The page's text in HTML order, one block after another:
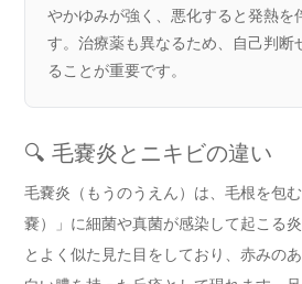
やかゆみが強く、悪化すると発熱を
す。治療薬も異なるため、自己判断
ることが重要です。
🔍 毛嚢炎とニキビの違い
毛嚢炎（もうのうえん）は、毛根を包
嚢）」に細菌や真菌が感染して起こる
とよく似た見た目をしており、赤みの